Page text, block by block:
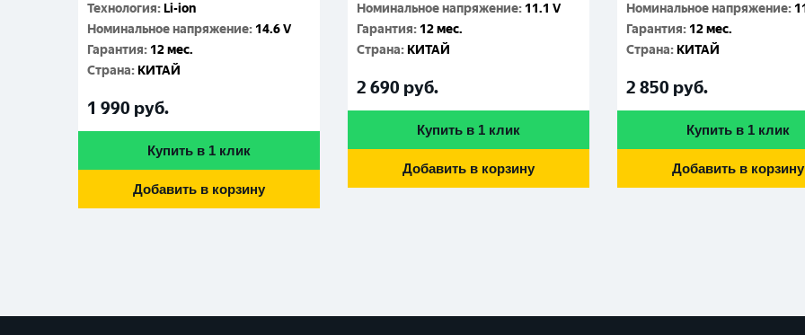
Технология: Li-ion
Номинальное напряжение: 14.6 V
Гарантия: 12 мес.
Cтрана: КИТАЙ
1 990 руб.
Купить в 1 клик
Добавить в корзину
Номинальное напряжение: 11.1 V
Гарантия: 12 мес.
Cтрана: КИТАЙ
2 690 руб.
Купить в 1 клик
Добавить в корзину
Номинальное напряжение:
Гарантия: 12 мес.
Cтрана: КИТАЙ
2 850 руб.
Купить в 1 клик
Добавить в корзину